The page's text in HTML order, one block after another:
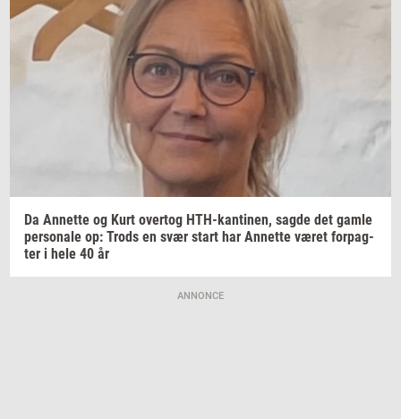
Da An­net­te og Kurt over­tog HTH-​kantinen, sagde det gamle
per­so­na­le op: Trods en svær start har An­net­te været for­pag­
ter i hele 40 år
ANNONCE